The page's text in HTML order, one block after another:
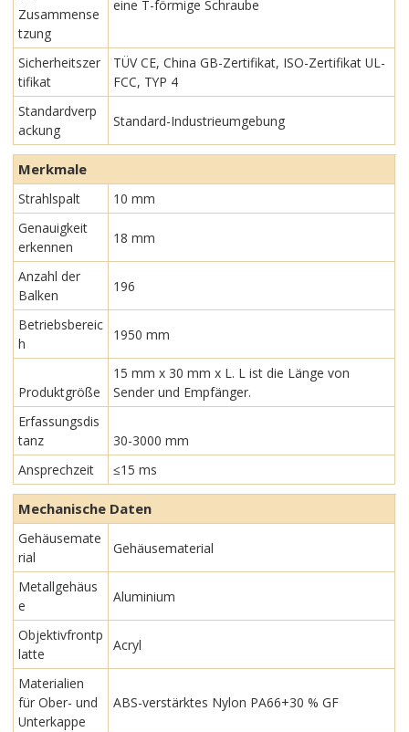
Zusammense
tzung
eine T-förmige Schraube
Sicherheitszer
tifikat
TÜV CE, China GB-Zertifikat, ISO-Zertifikat UL-
FCC, TYP 4
Standardverp
ackung
Standard-Industrieumgebung
Merkmale
Strahlspalt
10 mm
Genauigkeit
erkennen
18 mm
Anzahl der
Balken
196
Betriebsbereic
h
1950 mm
Produktgröße
15 mm x 30 mm x L. L ist die Länge von
Sender und Empfänger.
Erfassungsdis
tanz
30-3000 mm
Ansprechzeit
≤15 ms
Mechanische Daten
Gehäusemate
rial
Gehäusematerial
Metallgehäus
e
Aluminium
Objektivfrontp
latte
Acryl
Materialien
für Ober- und
Unterkappe
ABS-verstärktes Nylon PA66+30 % GF